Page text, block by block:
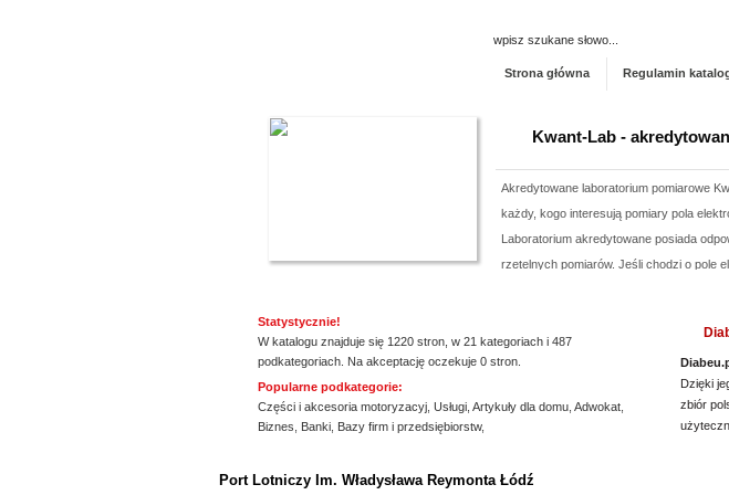
Strona główna Regulamin
Kwant-Lab -
Akredytowane laboratorium pomiarowe
każdy, kogo interesują pomiary pola
Laboratorium akredytowane posiada
rzetelnych pomiarów. Jeśli chodzi o pole
Oferujemy zgłaszającym się do nas
Dzięki nam Twoje biuro zyska więcej
księgowych to nasza specjalność, a
wyzwaniem. Podejmiemy się również
Dzięki
zbiór
Statystycznie!
W katalogu znajduje się 1220 stron, w 21 kategoriach i 487
podkategoriach. Na akceptację oczekuje 0 stron.
Popularne podkategorie:
Części i akcesoria motoryzacyj Usługi Artykuły dla domu Adwokat
Biznes
Banki Bazy firm i przedsiębiorstw,
Port Lotniczy Im. Władysława Reymonta Łódź